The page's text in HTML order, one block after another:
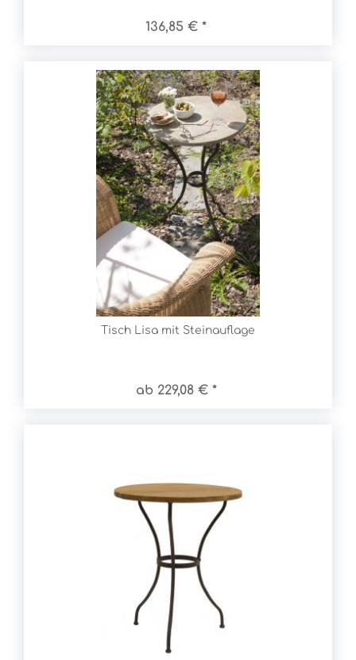
136,85 € *
Tisch Lisa mit Steinauflage
ab 229,08 € *